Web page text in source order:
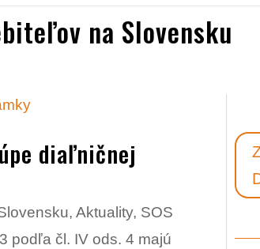
na Slovensku
diaľničnej
,Aktuality, SOS
podľa čl. IV ods. 4 majú